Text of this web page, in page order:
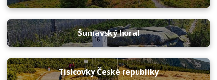
Šumavský horal
Tisícovky České republiky